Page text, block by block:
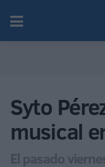
Syto
musical
El pasado